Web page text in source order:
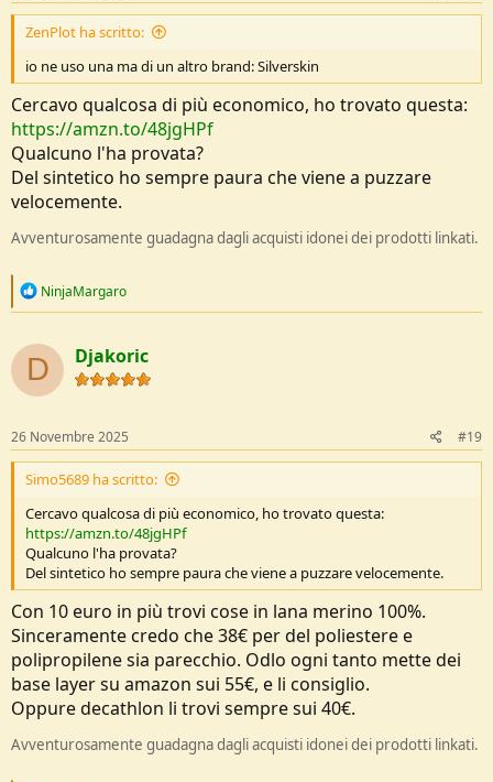
ZenPlot ha scritto:
io ne uso una ma di un altro brand: Silverskin
Cercavo qualcosa di più economico, ho trovato questa:
https://amzn.to/48jgHPf
Qualcuno l'ha provata?
Del sintetico ho sempre paura che viene a puzzare
velocemente.
Avventurosamente guadagna dagli acquisti idonei dei prodotti linkati.
R
c
t
i
o
s
:
NinjaMargaro
D Djakoric
26 Novembre 2025 #19
Simo5689 ha scritto:
Cercavo qualcosa di più economico, ho trovato questa:
https://amzn.to/48jgHPf
Qualcuno l'ha provata?
Del sintetico ho sempre paura che viene a puzzare velocemente.
Con 10 euro in più trovi cose in lana merino 100%.
Sinceramente credo che 38€ per del poliestere e
polipropilene sia parecchio. Odlo ogni tanto mette dei
base layer su amazon sui 55€, e li consiglio.
Oppure decathlon li trovi sempre sui 40€.
Avventurosamente guadagna dagli acquisti idonei dei prodotti linkati.